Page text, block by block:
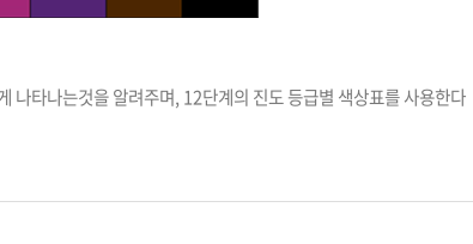
나타나는것을 알려주며, 12단계의 진도 등급별 색상표를 사용한다